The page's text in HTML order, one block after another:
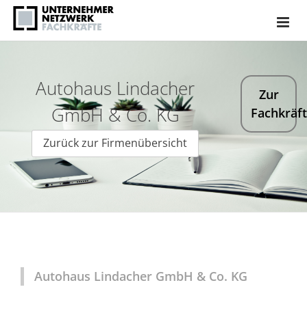
Autohaus Lindacher
GmbH & Co. KG
Zurück zur Firmenübersicht
Zur
Autohaus Lindacher GmbH & Co. KG